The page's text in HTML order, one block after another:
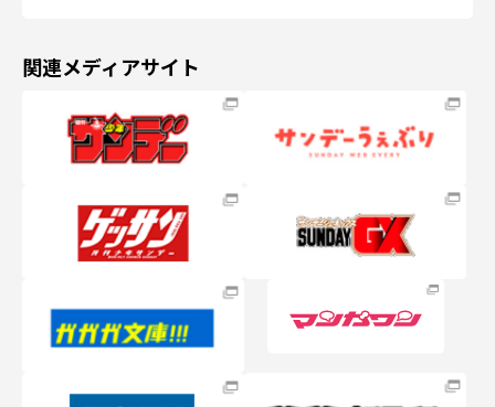
関連メディアサイト